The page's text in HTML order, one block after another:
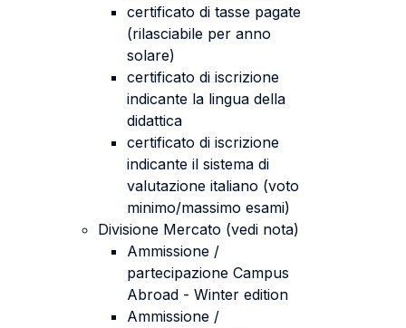
certificato di tasse pagate
(rilasciabile per anno
solare)
certificato di iscrizione
indicante la lingua della
didattica
certificato di iscrizione
indicante il sistema di
valutazione italiano (voto
minimo/massimo esami)
Divisione Mercato (vedi nota)
Ammissione /
partecipazione Campus
Abroad - Winter edition
Ammissione /